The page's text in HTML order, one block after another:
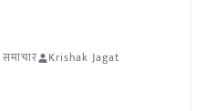
Krishak Jagat